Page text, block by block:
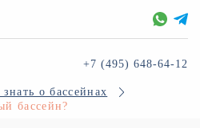
+7 (495) 648-64-12
о бассейнах
бассейн?